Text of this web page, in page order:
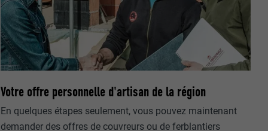
Votre offre personnelle d'artisan de la région
En quelques étapes seulement, vous pouvez maintenant
demander des offres de couvreurs ou de ferblantiers
Ne
« Suivez-